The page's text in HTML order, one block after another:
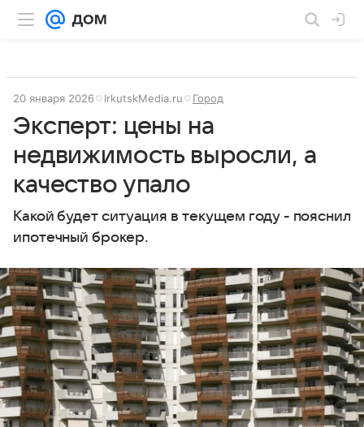
20 января 2026 IrkutskMedia.ru Город
Эксперт: цены на
недвижимость выросли, а
качество упало
Какой будет ситуация в текущем году - пояснил
ипотечный брокер.